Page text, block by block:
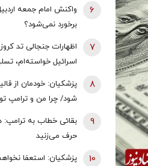
واکنش امام جمعه
برخورد نمی‌شود؟
6
اظهارات جنجالی تد
اسرائیل خواسته‌ام،
7
پزشکیان: خودمان از
شود/ چرا من و ترامپ
8
بقائی خطاب به ترامپ:
حرف می‌زنید
9
پزشکیان: استعفا
10